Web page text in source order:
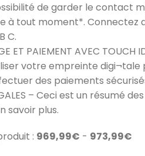
de garder le contact
à tout moment*. Connectez
C.
ET PAIEMENT AVEC
votre empreinte
des paiements
– Ceci est un résumé
savoir plus.
: 969,99€ - 973,99€